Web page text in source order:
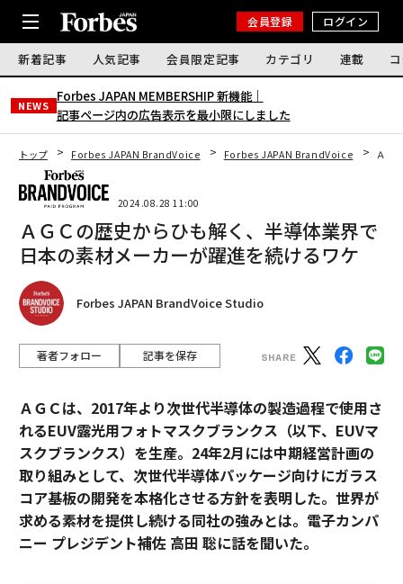
会員登録 ログイン
新着記事 人気記事 会員限定記事 カテゴリ 連載
NEWS
Forbes JAPAN MEMBERSHIP 新機能｜
記事ページ内の広告表示を最小限にしました
トップ Forbes JAPAN BrandVoice Forbes JAPAN BrandVoice ＡＧ
2024.08.28 11:00
ＡＧＣの歴史からひも解く、半導体業界で
日本の素材メーカーが躍進を続けるワケ
Forbes JAPAN BrandVoice Studio
著者フォロー 記事を保存
ＡＧＣは、2017年より次世代半導体の製造過程で使用さ
れるEUV露光用フォトマスクブランクス（以下、EUVマ
スクブランクス）を生産。24年2月には中期経営計画の
取り組みとして、次世代半導体パッケージ向けにガラス
コア基板の開発を本格化させる方針を表明した。世界が
求める素材を提供し続ける同社の強みとは。電子カンパ
ニー プレジデント補佐 高田 聡に話を聞いた。